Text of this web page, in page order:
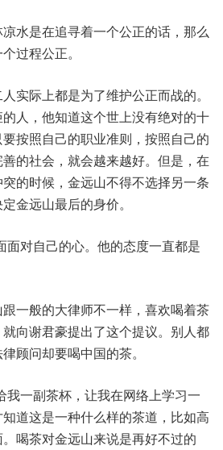
水是在追寻着一个公正的话，那么
过程公正。
实际上都是为了维护公正而战的。
人，他知道这个世上没有绝对的十
按照自己的职业准则，按照自己的
的社会，就会越来越好。但是，在
的时候，金远山不得不选择另一条
金远山最后的身价。
面对自己的心。他的态度一直都是
一般的大律师不一样，喜欢喝着茶
向谢君豪提出了这个提议。别人都
顾问却要喝中国的茶。
我一副茶杯，让我在网络上学习一
道这是一种什么样的茶道，比如高
喝茶对金远山来说是再好不过的